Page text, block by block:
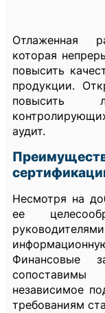
Отлаженная
которая
повысить
продукции.
повысить
аудит.
Несмотря на
ее
Финансовые
независимое
требованиям